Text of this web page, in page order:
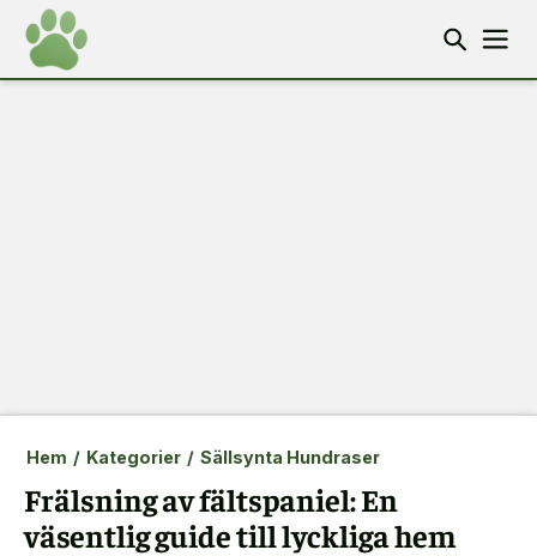
Hem / Kategorier / Sällsynta Hundraser
Frälsning av fältspaniel: En
väsentlig guide till lyckliga hem